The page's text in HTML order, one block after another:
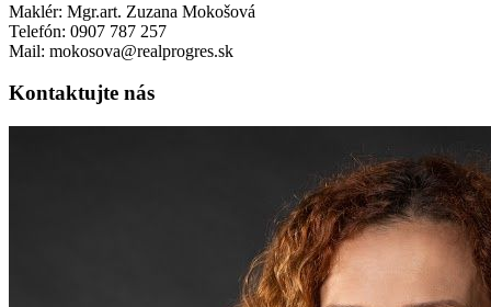
Maklér: Mgr.art. Zuzana Mokošová
Telefón: 0907 787 257
Mail: mokosova@realprogres.sk
Kontaktujte nás